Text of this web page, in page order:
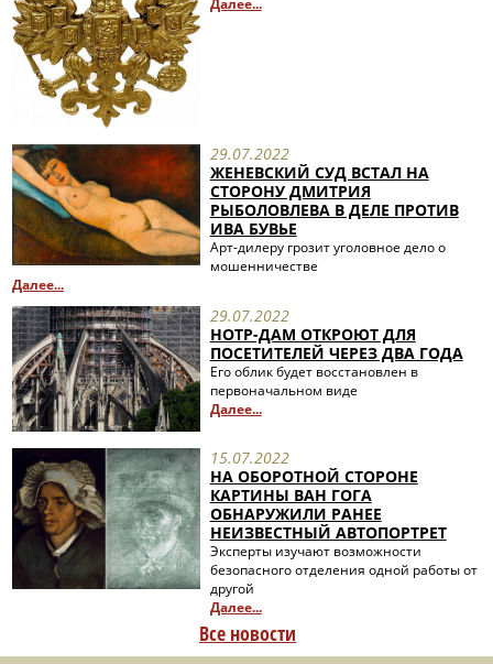
Далее...
29.07.2022
ЖЕНЕВСКИЙ СУД ВСТАЛ НА
СТОРОНУ ДМИТРИЯ
РЫБОЛОВЛЕВА В ДЕЛЕ ПРОТИВ
ИВА БУВЬЕ
Арт-дилеру грозит уголовное дело о
мошенничестве
Далее...
29.07.2022
НОТР-ДАМ ОТКРОЮТ ДЛЯ
ПОСЕТИТЕЛЕЙ ЧЕРЕЗ ДВА ГОДА
Его облик будет восстановлен в
первоначальном виде
Далее...
15.07.2022
НА ОБОРОТНОЙ СТОРОНЕ
КАРТИНЫ ВАН ГОГА
ОБНАРУЖИЛИ РАНЕЕ
НЕИЗВЕСТНЫЙ АВТОПОРТРЕТ
Эксперты изучают возможности
безопасного отделения одной работы от
другой
Далее...
Все новости